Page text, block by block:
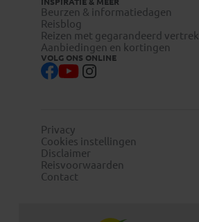
INSPIRATIE & MEER
Beurzen & informatiedagen
Reisblog
Reizen met gegarandeerd vertrek
Aanbiedingen en kortingen
VOLG ONS ONLINE
Privacy
Cookies instellingen
Disclaimer
Reisvoorwaarden
Contact